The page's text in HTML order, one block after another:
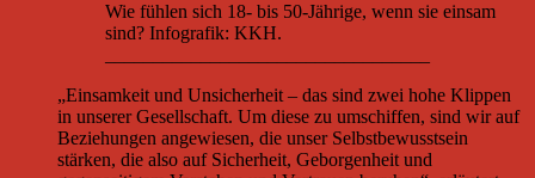
Wie fühlen sich 18- bis 50-Jährige, wenn sie einsam
sind? Infografik: KKH.
„Einsamkeit und Unsicherheit – das sind zwei hohe Klippen
in unserer Gesellschaft. Um diese zu umschiffen, sind wir auf
Beziehungen angewiesen, die unser Selbstbewusstsein
stärken, die also auf Sicherheit, Geborgenheit und